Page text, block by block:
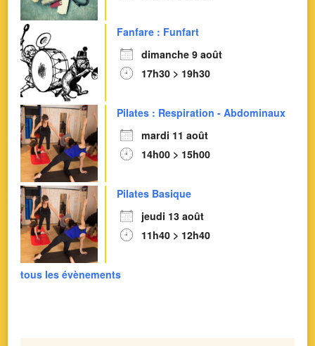
Fanfare : Funfart
dimanche 9 août
17h30 > 19h30
Pilates : Respiration - Abdominaux
mardi 11 août
14h00 > 15h00
Pilates Basique
jeudi 13 août
11h40 > 12h40
tous les évènements